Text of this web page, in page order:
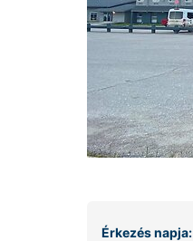
Érkezés napja: